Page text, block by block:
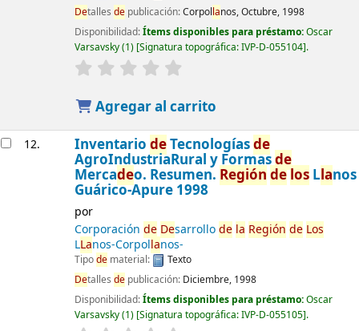
Detalles depublicación:Corpollanos, Octubre, 1998
Disponibilidad:Ítems disponibles para préstamo:Oscar
Varsavsky(1) Signatura topográfica:IVP-D-055104 .
Agregar al carrito
12. Inventario deTecnologíasde
AgroIndustriaRural y Formasde
Mercadeo. Resumen. Región delosLlanos
Guárico-Apure 1998
por
Corporación de Desarrollode la Región de Los
LLanos-Corpollanos-
Tipodematerial:
Texto
Detalles depublicación: Diciembre, 1998
Disponibilidad:Ítems disponibles para préstamo:Oscar
Varsavsky(1) Signatura topográfica:IVP-D-055105 .